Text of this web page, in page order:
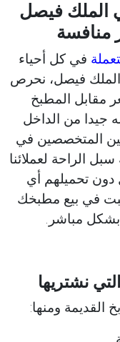
الملك فيصل
منافسة
في كل أحياء
فيصل، نحرص
مقابل المطبخ
جيدا من الداخل
المتخصصين في
الراحة لعملائنا
دون تحميلهم أي
في بيع مطبخك
بشكل مباشر.
نشتريها
القديمة ومنها: